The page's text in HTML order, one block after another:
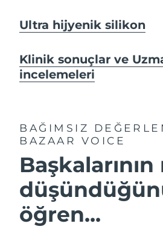
Ultra hijyenik silikon
Klinik sonuçlar ve
incelemeleri
BAĞIMSIZ
BAZAAR VOICE
Başkalarının
öğren...